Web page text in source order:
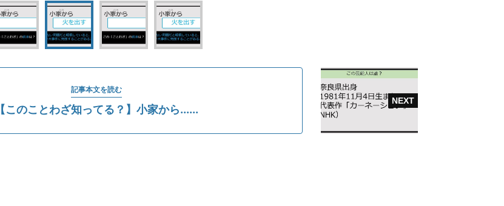
記事本文を読む
【このことわざ知ってる？】小家から......